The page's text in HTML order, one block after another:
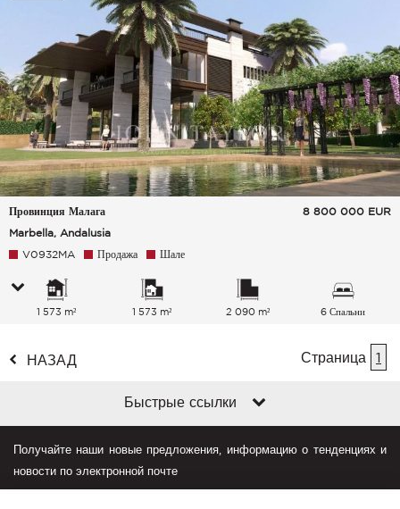
Провинция Малага
Marbella, Andalusia
8 800 000 EUR
V0932MA Продажа Шале
1 573 m² 1 573 m² 2 090 m² 6 Спальни
НАЗАД Страница 1
Быстрые ссылки
Получайте наши новые предложения, информацию о тенденциях и
новости по электронной почте